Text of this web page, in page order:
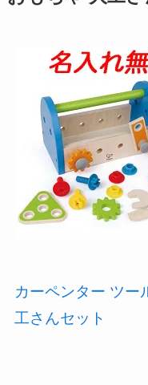
カーペンター ツー
工さんセット